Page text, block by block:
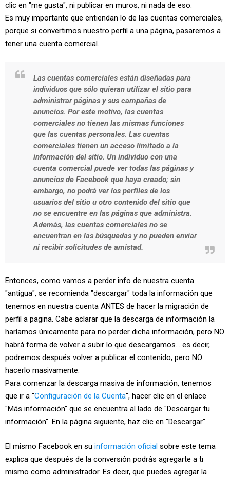
clic en "me gusta", ni publicar en muros, ni nada de eso.
Es muy importante que entiendan lo de las cuentas comerciales,
porque si convertimos nuestro perfil a una página, pasaremos a
tener una cuenta comercial.
Las cuentas comerciales están diseñadas para
individuos que sólo quieran utilizar el sitio para
administrar páginas y sus campañas de
anuncios. Por este motivo, las cuentas
comerciales no tienen las mismas funciones
que las cuentas personales. Las cuentas
comerciales tienen un acceso limitado a la
información del sitio. Un individuo con una
cuenta comercial puede ver todas las páginas y
anuncios de Facebook que haya creado; sin
embargo, no podrá ver los perfiles de los
usuarios del sitio u otro contenido del sitio que
no se encuentre en las páginas que administra.
Además, las cuentas comerciales no se
encuentran en las búsquedas y no pueden enviar
ni recibir solicitudes de amistad.
Entonces, como vamos a perder info de nuestra cuenta
"antigua", se recomienda "descargar" toda la información que
tenemos en nuestra cuenta ANTES de hacer la migración de
perfil a pagina. Cabe aclarar que la descarga de información la
haríamos únicamente para no perder dicha información, pero NO
habrá forma de volver a subir lo que descargamos... es decir,
podremos después volver a publicar el contenido, pero NO
hacerlo masivamente.
Para comenzar la descarga masiva de información, tenemos
que ir a "Configuración de la Cuenta", hacer clic en el enlace
"Más información" que se encuentra al lado de "Descargar tu
información". En la página siguiente, haz clic en "Descargar".
El mismo Facebook en su información oficial sobre este tema
explica que después de la conversión podrás agregarte a ti
mismo como administrador. Es decir, que puedes agregar la